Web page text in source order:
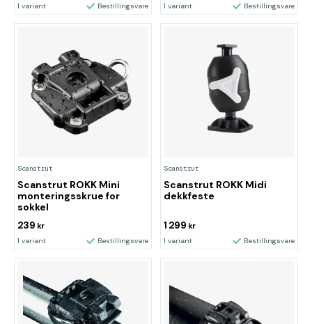
1 variant Bestillingsvare 1 variant Bestillingsvare
Scanstrut
Scanstrut ROKK Mini
monteringsskrue for
sokkel
239 kr
1 variant Bestillingsvare
Scanstrut
Scanstrut ROKK Midi
dekkfeste
1 299 kr
1 variant Bestillingsvare